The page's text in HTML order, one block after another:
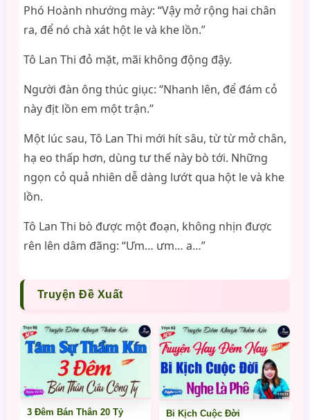
Phó Hoành nhướng mày: “Vậy mở rộng hai chân
ra, để nó chà xát hột le và khe lồn.”
Tô Lan Thi đỏ mặt, mãi không động đậy.
Người đàn ông thúc giục: “Nhanh lên, để đám cỏ
này địt lồn em một trận.”
Một lúc sau, Tô Lan Thi mới hít sâu, từ từ mở chân,
hạ eo thấp hơn, dùng tư thế này bò tới. Những
ngọn cỏ quả nhiên dễ dàng lướt qua hột le và khe
lồn.
Tô Lan Thi bò được một đoạn, không nhịn được
rên lên dâm đãng: “Ưm… ưm… a…”
Truyện Đề Xuất
3 Đêm Bán Thân 20 Tỷ Bi Kịch Cuộc Đời